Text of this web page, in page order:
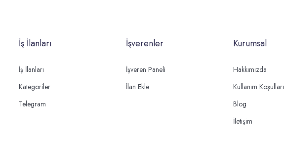
İş İlanları
İş İlanları
Kategoriler
Telegram
İşverenler
İşveren Paneli
İlan Ekle
Kurumsal
Hakkımızda
Kullanım Koşulları
Blog
İletişim